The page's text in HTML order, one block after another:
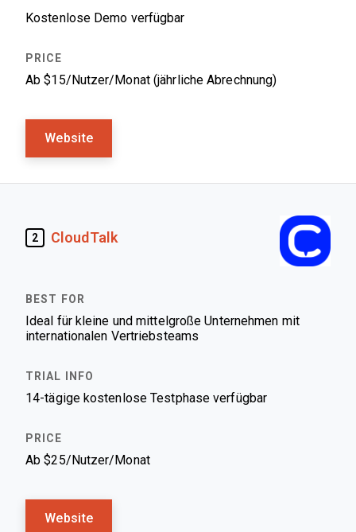
Kostenlose Demo verfügbar
Ab $15/Nutzer/Monat (jährliche Abrechnung)
Website
2 CloudTalk
Ideal für kleine und mittelgroße Unternehmen mit
internationalen Vertriebsteams
14-tägige kostenlose Testphase verfügbar
Ab $25/Nutzer/Monat
Website